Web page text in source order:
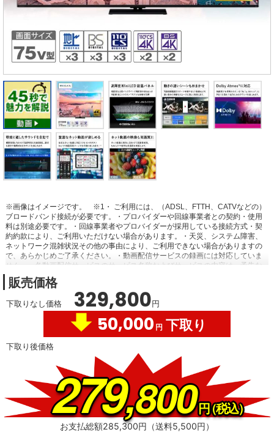
※画像はイメージです。
※1・ ご利用には、（ADSL、FTTH、CATVなどの）
ブロードバンド接続が必要です。・プロバイダーや回線事業者との契約・使用
料は別途必要です。・回線事業者やプロバイダーが採用している接続方式・契
約約款により、ご利用いただけない場合があります。・天災、システム障害、
ネットワーク混雑状況その他の事由により、ご利用できない場合がありますの
で、あらかじめご了承ください。・動画配信サービスの録画には対応していま
せん。・各動画配信サービスのサービス名称およびサービスの内容は、予告な
く変更・終了する場合があります。
販売価格
下取りなし価格 329,800円
50,000 円 下取り
下取り後価格
279,800円（税込）
お支払総額285,300円（送料5,500円）